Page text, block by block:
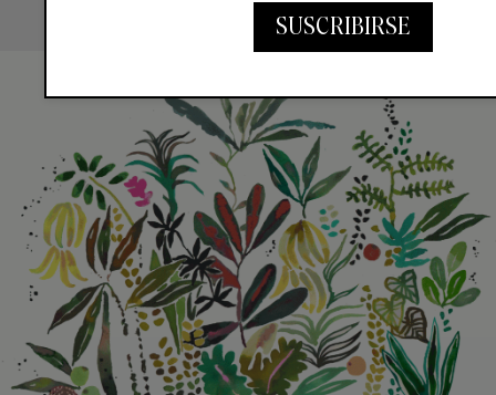
SUSCRIBIRSE